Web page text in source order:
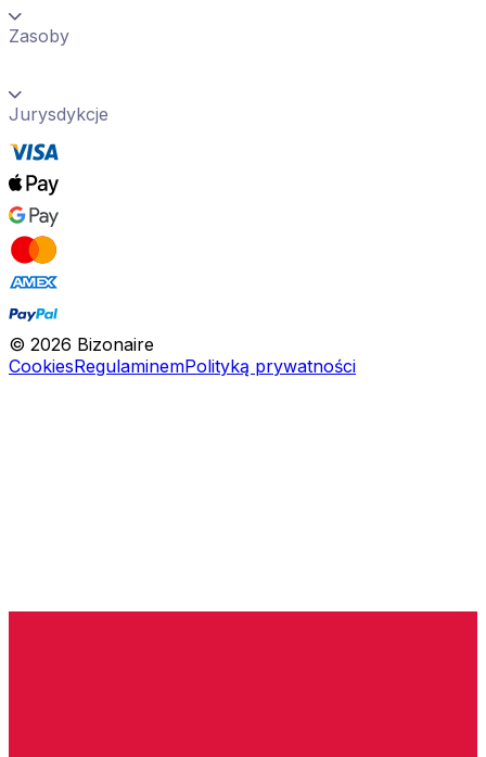
Zasoby
Jurysdykcje
© 2026 Bizonaire
CookiesRegulaminemPolityką prywatności